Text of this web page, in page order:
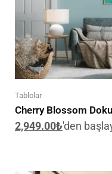
Tablolar
Cherry Blossom
2,949.00₺'den